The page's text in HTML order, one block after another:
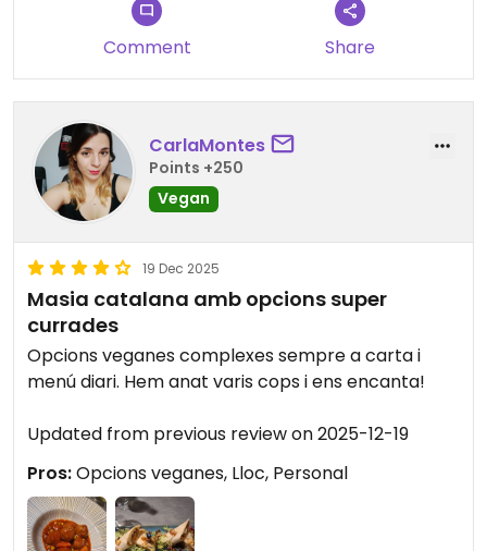
Comment Share
CarlaMontes
Points +250
Vegan
19 Dec 2025
Masia catalana amb opcions super
currades
Opcions veganes complexes sempre a carta i
menú diari. Hem anat varis cops i ens encanta!
Updated from previous review on 2025-12-19
Pros:Opcions veganes, Lloc, Personal